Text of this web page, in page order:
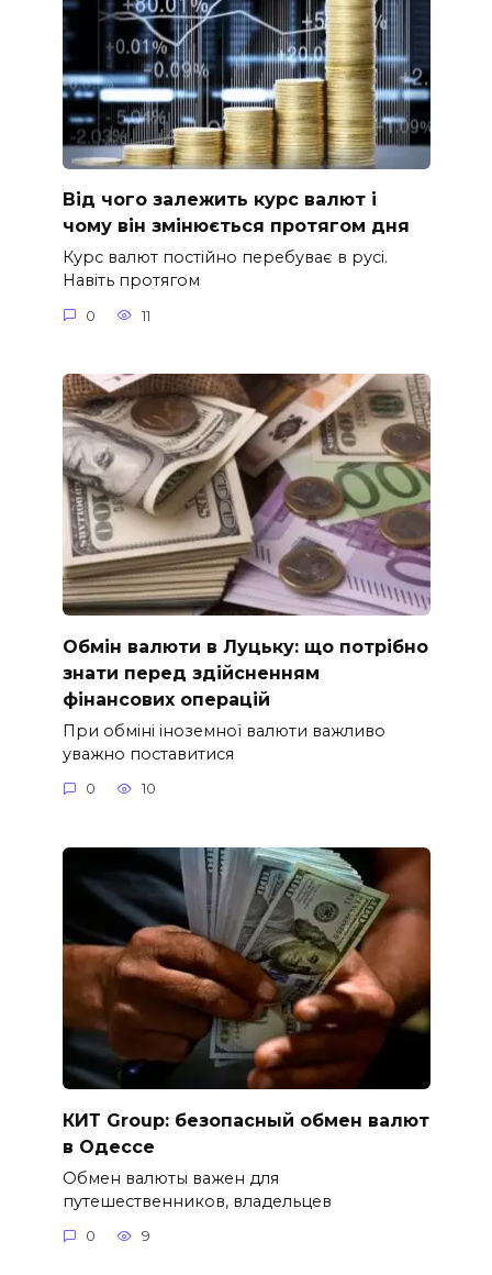
Від чого залежить курс валют і
чому він змінюється протягом дня
Курс валют постійно перебуває в русі.
Навіть протягом
0 11
Обмін валюти в Луцьку: що потрібно
знати перед здійсненням
фінансових операцій
При обміні іноземної валюти важливо
уважно поставитися
0 10
КИТ Group: безопасный обмен валют
в Одессе
Обмен валюты важен для
путешественников, владельцев
0 9